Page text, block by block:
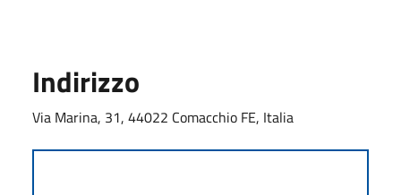
Indirizzo
Via Marina, 31, 44022 Comacchio FE, Italia